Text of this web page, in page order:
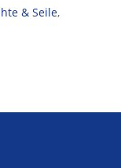
& Seile,